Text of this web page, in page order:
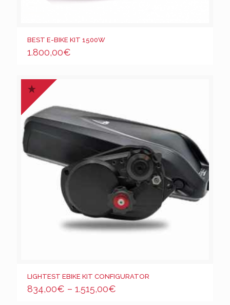
BEST E-BIKE KIT 1500W
1.800,00€
LIGHTEST EBIKE KIT CONFIGURATOR
834,00€ – 1.515,00€